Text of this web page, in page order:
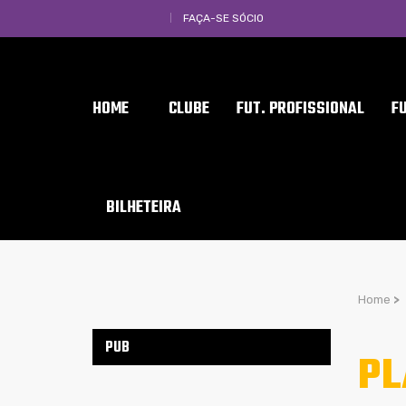
FAÇA-SE SÓCIO
HOME CLUBE FUT. PROFISSIONAL
BILHETEIRA
Home >
PUB